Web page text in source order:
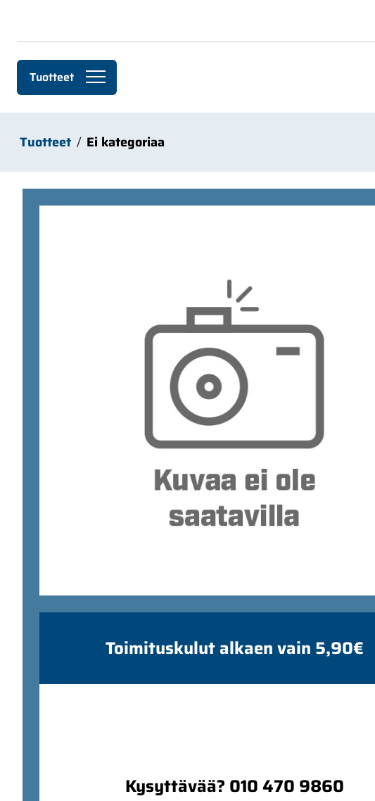
Tuotteet
Tuotteet Ei kategoriaa
Ohita kuvat
Toimituskulut alkaen vain 5,90€
Kysyttävää? 010 470 9860